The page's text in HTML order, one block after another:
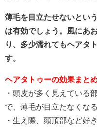
薄毛を目立たせないとい
は有効でしょう。風にあ
り、多少濡れてもヘアタ
す。
ヘアタトゥーの効果まと
・頭皮が多く見えている
で、薄毛が目立たなくなる
・生え際、頭頂部など好